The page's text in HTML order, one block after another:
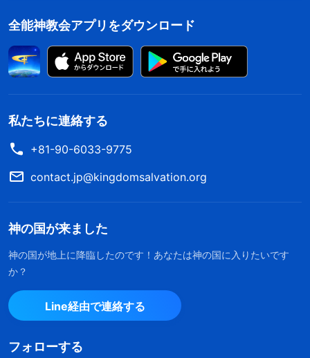
全能神教会アプリをダウンロード
私たちに連絡する
+81-90-6033-9775
contact.jp@kingdomsalvation.org
神の国が来ました
神の国が地上に降臨したのです！あなたは神の国に入りたいです
か？
Line経由で連絡する
フォローする